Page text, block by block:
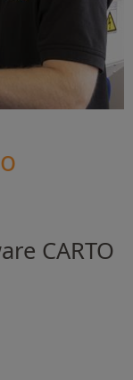
CARTO